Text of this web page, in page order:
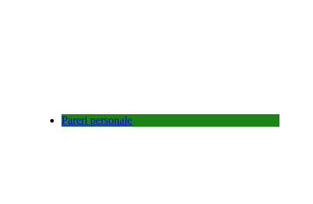
Pareri personale